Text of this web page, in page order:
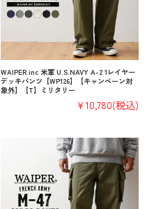
WAIPER.inc 米軍 U.S.NAVY A-2 1レイヤー
デッキパンツ【WP126】【キャンペーン対
象外】【T】ミリタリー
¥10,780(税込)